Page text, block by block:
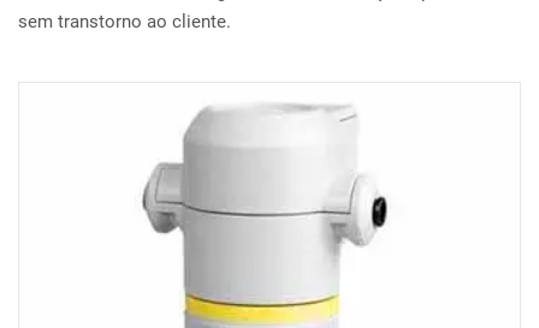
sem transtorno ao cliente.